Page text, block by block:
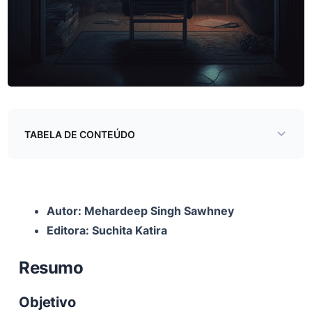
TABELA DE CONTEÚDO
O Ladrão da Eternidade
Ofuscação
Roubo de dados
Autor: Mehardeep Singh Sawhney
Editora: Suchita Katira
Resumo
Objetivo